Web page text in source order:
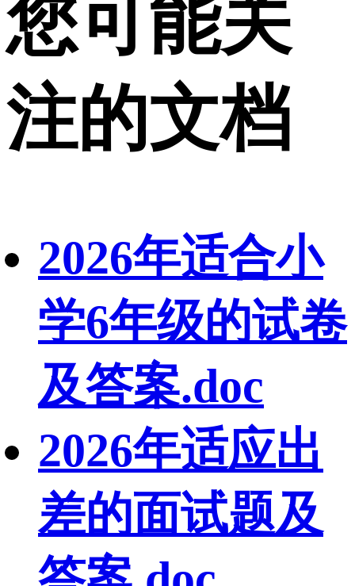
您可能关
注的文档
2026年适合小
学6年级的试卷
及答案.doc
2026年适应出
差的面试题及